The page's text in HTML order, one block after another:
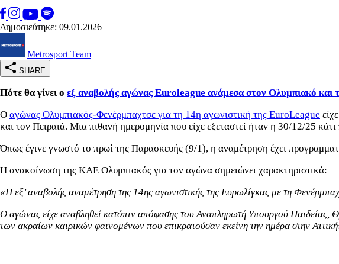
Δημοσιεύτηκε: 09.01.2026
Metrosport Team
SHARE
Πότε θα γίνει ο εξ αναβολής αγώνας Euroleague ανάμεσα στον Ολυμπιακό και
Ο αγώνας Ολυμπιακός-Φενέρμπαχτσε για τη 14η αγωνιστική της EuroLeague
και τον Πειραιά. Μια πιθανή ημερομηνία που είχε εξεταστεί ήταν η 30/12/25
Όπως έγινε γνωστό το πρωί της Παρασκευής (9/1), η αναμέτρηση έχει
Η ανακοίνωση της ΚΑΕ Ολυμπιακός για τον αγώνα σημειώνει χαρακτηριστικά:
«Η εξ’ αναβολής αναμέτρηση της 14ης αγωνιστικής της Ευρωλίγκας με τη
Ο αγώνας είχε αναβληθεί κατόπιν απόφασης του Αναπληρωτή Υπουργού Παιδείας,
των ακραίων καιρικών φαινομένων που επικρατούσαν εκείνη την ημέρα στην